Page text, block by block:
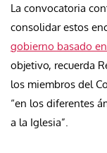
La convocatoria
consolidar estos
gobierno basado
objetivo, recuerda
los miembros del
“en los diferentes
a la Iglesia”.